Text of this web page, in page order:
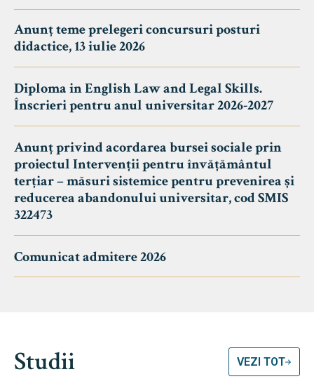
Anunț teme prelegeri concursuri posturi
didactice, 13 iulie 2026
Diploma in English Law and Legal Skills.
Înscrieri pentru anul universitar 2026-2027
Anunț privind acordarea bursei sociale prin
proiectul Intervenții pentru învățământul
terțiar – măsuri sistemice pentru prevenirea și
reducerea abandonului universitar, cod SMIS
322473
Comunicat admitere 2026
Studii VEZI TOT